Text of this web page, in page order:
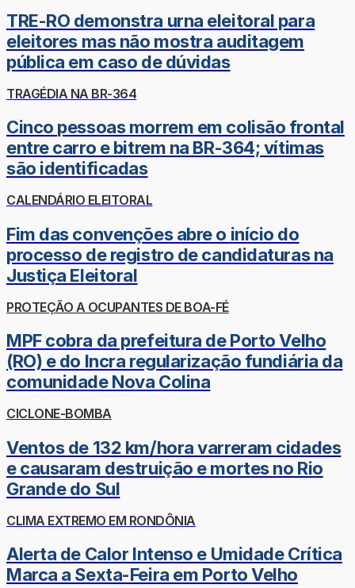
TRE-RO demonstra urna eleitoral para
eleitores mas não mostra auditagem
pública em caso de dúvidas
TRAGÉDIA NA BR-364
Cinco pessoas morrem em colisão frontal
entre carro e bitrem na BR-364; vítimas
são identificadas
CALENDÁRIO ELEITORAL
Fim das convenções abre o início do
processo de registro de candidaturas na
Justiça Eleitoral
PROTEÇÃO A OCUPANTES DE BOA-FÉ
MPF cobra da prefeitura de Porto Velho
(RO) e do Incra regularização fundiária da
comunidade Nova Colina
CICLONE-BOMBA
Ventos de 132 km/hora varreram cidades
e causaram destruição e mortes no Rio
Grande do Sul
CLIMA EXTREMO EM RONDÔNIA
Alerta de Calor Intenso e Umidade Crítica
Marca a Sexta-Feira em Porto Velho